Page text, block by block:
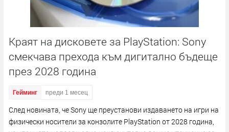
Краят на дисковете за PlayStation: Sony
смекчава прехода към дигитално бъдеще
през 2028 година
Гейминг преди 1 месец
След новината, че Sony ще преустанови издаването на игри на
физически носители за конзолите PlayStation от 2028 година,